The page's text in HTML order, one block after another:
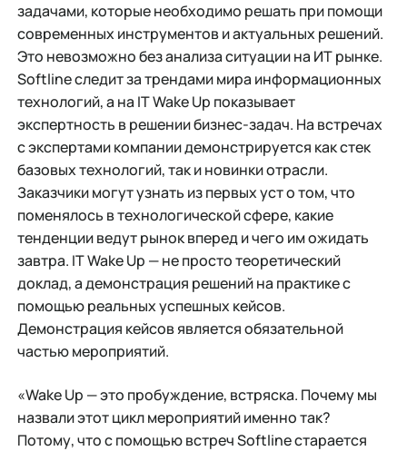
задачами, которые необходимо решать при помощи
современных инструментов и актуальных решений.
Это невозможно без анализа ситуации на ИТ рынке.
Softline следит за трендами мира информационных
технологий, а на IT Wake Up показывает
экспертность в решении бизнес-задач. На встречах
с экспертами компании демонстрируется как стек
базовых технологий, так и новинки отрасли.
Заказчики могут узнать из первых уст о том, что
поменялось в технологической сфере, какие
тенденции ведут рынок вперед и чего им ожидать
завтра. IT Wake Up — не просто теоретический
доклад, а демонстрация решений на практике с
помощью реальных успешных кейсов.
Демонстрация кейсов является обязательной
частью мероприятий.
«Wake Up — это пробуждение, встряска. Почему мы
назвали этот цикл мероприятий именно так?
Потому, что с помощью встреч Softline старается